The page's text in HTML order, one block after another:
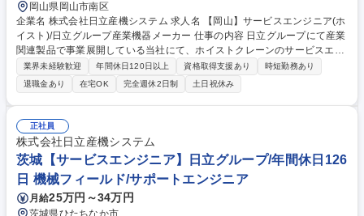
岡山県岡山市南区
企業名 株式会社日立産機システム 求人名 【岡山】サービスエンジニア(ホ
イスト)/日立グループ産業機器メーカー 仕事の内容 日立グループにて産業
関連製品で事業展開している当社にて、ホイストクレーンのサービスエン
ジニア業務をお任せいたします。 顧客先に設置されている製品のアフター
メンテナンス対応をご担当いただきます。 【業務内容】 顧客先に設置さ
れているホイストクレーンについて、設置後のアフターメンテナンス対応
(保守メンテナンス対応、修理・更新計画の提案等)を行います。※建物へ
の建設改変等の実作業は発生いたしません。 【魅力】 OJTを通じて着実
に技術を身につけることができ、社会インフラを支えるやりがいを実感で
きます。労務管理も徹底されており安心して働ける環境です。 募集職種
【岡山】サービスエンジニア(ホイスト)/日立グループ産業機器メーカー
業界未経験歓迎 年間休日120日以上 資格取得支援あり
時短勤務あり
退職金あり
在宅OK 完全週休2日制 土日祝休み
正社員
株式会社日立産機システム
茨城【サービスエンジニア】日立グループ/年間休日126
日 機械フィールド/サポートエンジニア
月給25万円～34万円
茨城県ひたちなか市